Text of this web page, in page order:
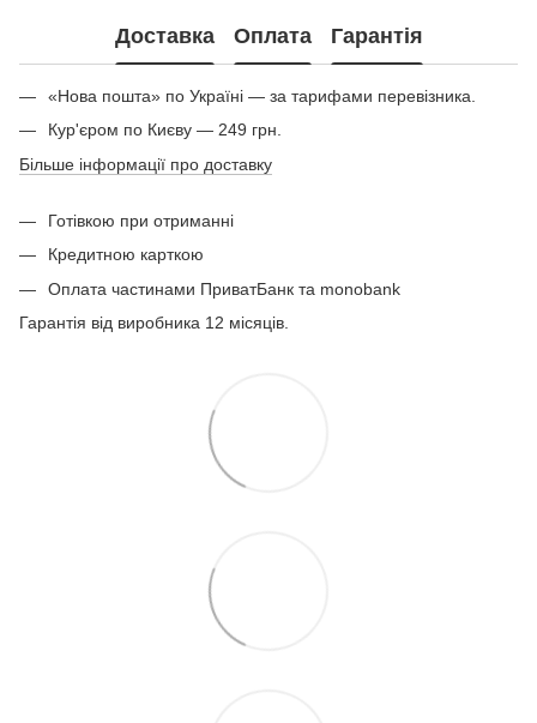
Доставка Оплата Гарантія
«Нова пошта» по Україні — за тарифами перевізника.
Кур'єром по Києву — 249 грн.
Більше інформації про доставку
Готівкою при отриманні
Кредитною карткою
Оплата частинами ПриватБанк та monobank
Гарантія від виробника 12 місяців.